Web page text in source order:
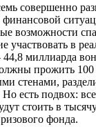
совершенно
возможности
участвовать в
миллиарда
прожить 100
стенами,
есть подвох:
стоить в
фонда.